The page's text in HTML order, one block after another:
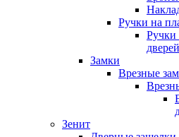
Ручки на
Ручки
дверей
Замки
Врезные
Зенит